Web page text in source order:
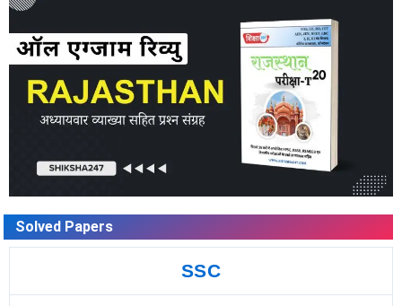
Solved Papers
SSC